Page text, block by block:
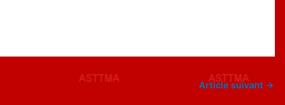
Article suivant →